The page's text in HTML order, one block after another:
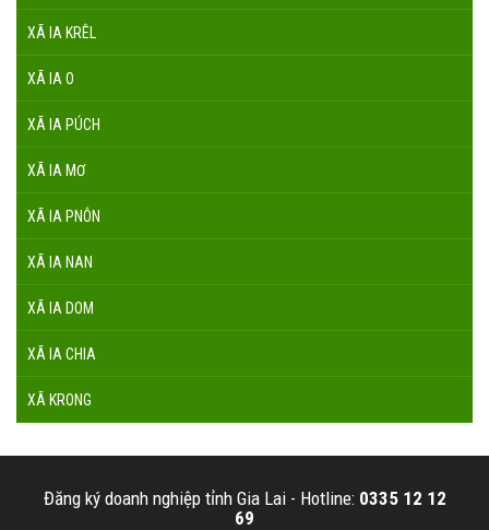
XÃ IA KRÊL
XÃ IA O
XÃ IA PÚCH
XÃ IA MƠ
XÃ IA PNÔN
XÃ IA NAN
XÃ IA DOM
XÃ IA CHIA
XÃ KRONG
Đăng ký doanh nghiệp tỉnh Gia Lai - Hotline: 0335 12 12
69